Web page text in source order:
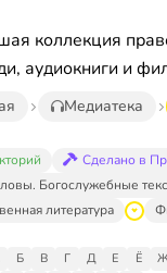
коллекция
аудиокниги и
Медиатека
Сделано в
Богослужебные
литература
Б В Г Д Е Ё